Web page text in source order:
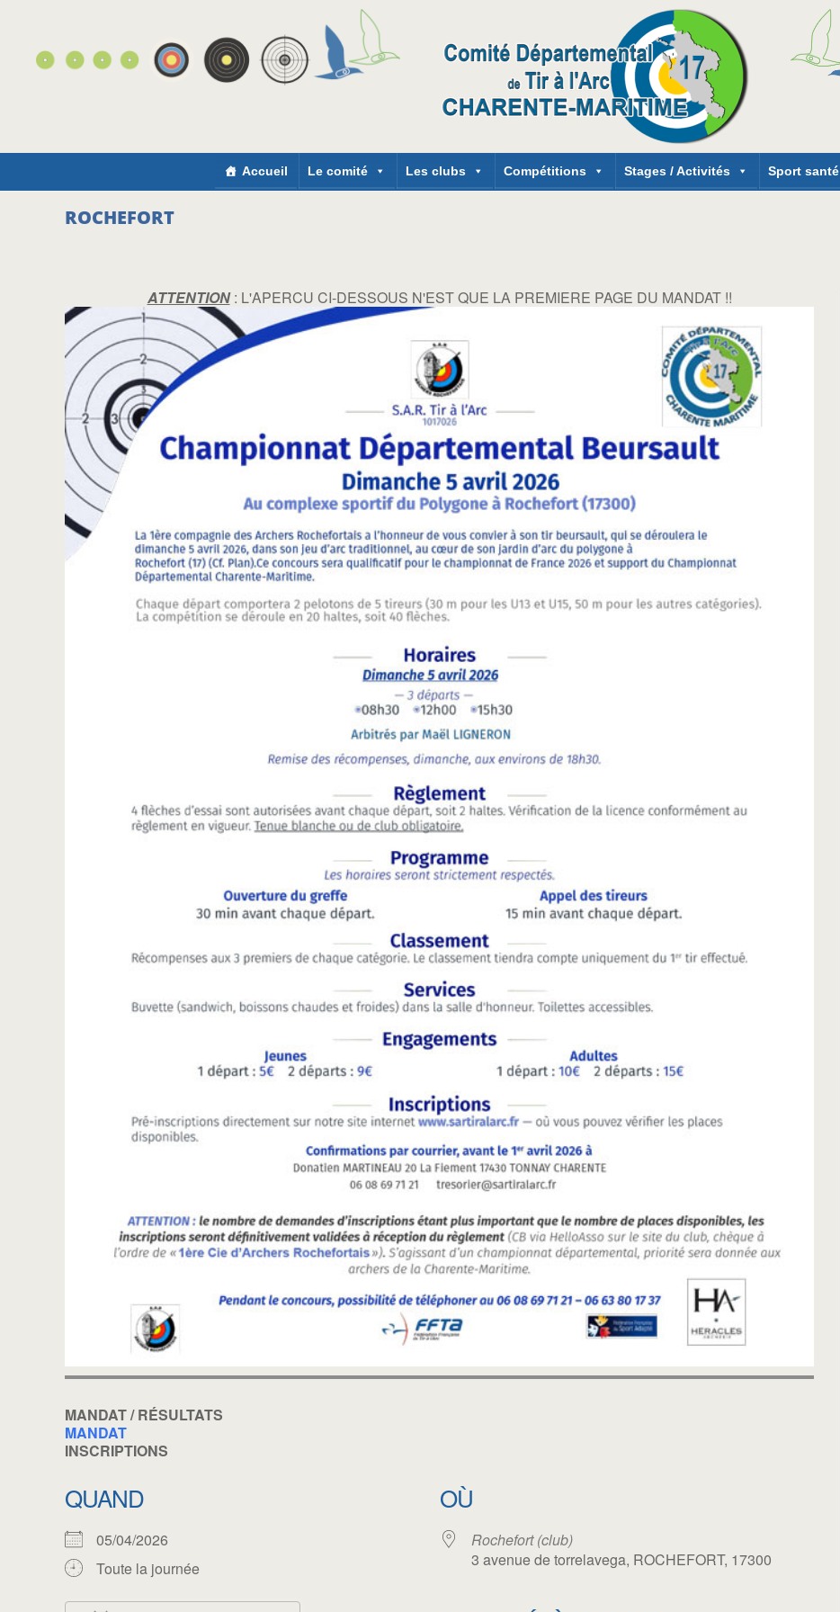
Accueil Le comité Les clubs Compétitions Stages / Activités Sport santé
ROCHEFORT
ATTENTION: L'APERCU CI-DESSOUS N'EST QUE LA PREMIERE PAGE DU MANDAT !!
MANDAT / RÉSULTATS
MANDAT
INSCRIPTIONS
QUAND
05/04/2026
Toute la journée
OÙ
Rochefort (club)
3 avenue de torrelavega, ROCHEFORT, 17300